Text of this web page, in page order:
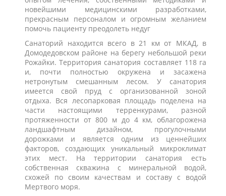
новейшими медицинскими разработками,
прекрасным персоналом и огромным желанием
помочь пациенту преодолеть недуг
Санаторий находится всего в 21 км от МКАД, в
Домодедовском районе на берегу небольшой реки
Рожайки. Территория санатория составляет 118 га
и, почти полностью окружена и засажена
нетронутым смешанным лесом. У санатория
имеется свой пруд с организованной зоной
отдыха. Вся лесопарковая площадь поделена на
части настоящими терренкурами, разной
протяженности от 800 м до 4 км, облагорожена
ландшафтным дизайном, прогулочными
дорожками и является одним из ценнейших
факторов, создающих уникальный микроклимат
этих мест. На территории санатория есть
собственная скважина с минеральной водой,
схожей по своим качествам и составу с водой
Мертвого моря.